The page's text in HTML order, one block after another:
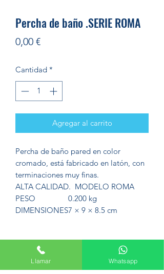
Percha de baño .SERIE ROMA
0,00 €Precio
Cantidad *
Agregar al carrito
Percha de baño pared en color
cromado, está fabricado en latón, con
terminaciones muy finas.
ALTA CALIDAD. MODELO ROMA
PESO
0.200 kg
DIMENSIONES7 × 9 × 8.5 cm
Llamar Whatsapp